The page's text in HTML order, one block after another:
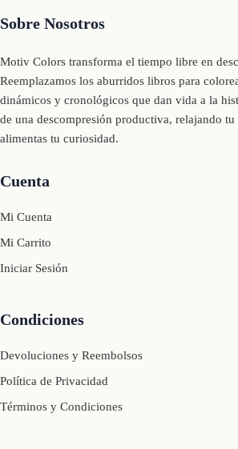
Sobre Nosotros
Motiv Colors transforma el tiempo libre en
Reemplazamos los aburridos libros para
dinámicos y cronológicos que dan vida a la
de una descompresión productiva, relajando tu
alimentas tu curiosidad.
Cuenta
Mi Cuenta
Mi Carrito
Iniciar Sesión
Condiciones
Devoluciones y Reembolsos
Política de Privacidad
Términos y Condiciones